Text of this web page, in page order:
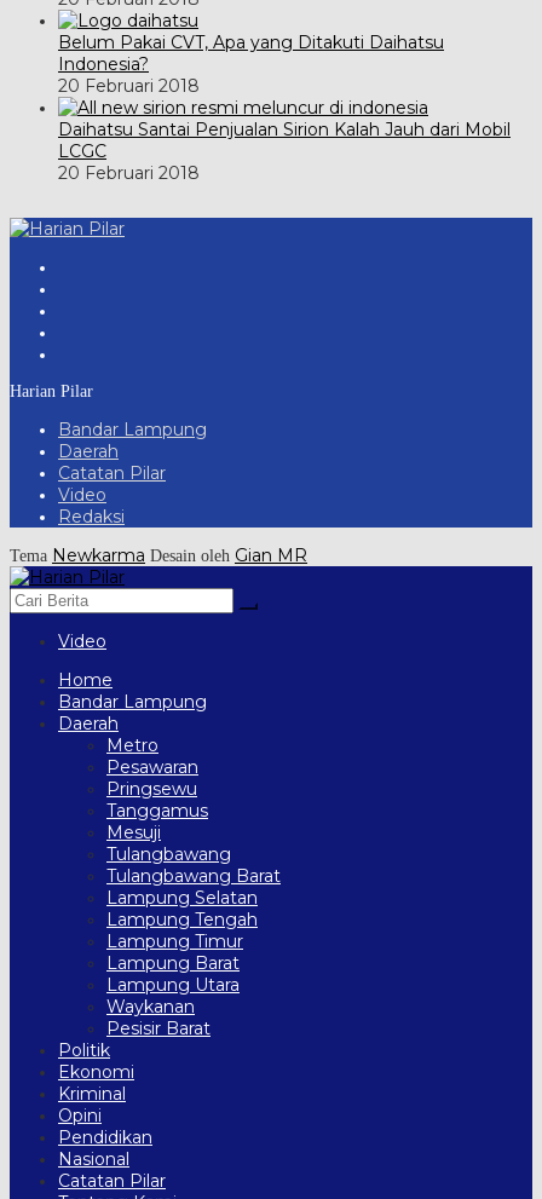
Belum Pakai CVT, Apa yang Ditakuti Daihatsu
Indonesia?
20 Februari 2018
Daihatsu Santai Penjualan Sirion Kalah Jauh dari Mobil
LCGC
20 Februari 2018
Harian Pilar
Bandar Lampung
Daerah
Catatan Pilar
Video
Redaksi
Tema Newkarma Desain oleh Gian MR
Video
Home
Bandar Lampung
Daerah
Metro
Pesawaran
Pringsewu
Tanggamus
Mesuji
Tulangbawang
Tulangbawang Barat
Lampung Selatan
Lampung Tengah
Lampung Timur
Lampung Barat
Lampung Utara
Waykanan
Pesisir Barat
Politik
Ekonomi
Kriminal
Opini
Pendidikan
Nasional
Catatan Pilar